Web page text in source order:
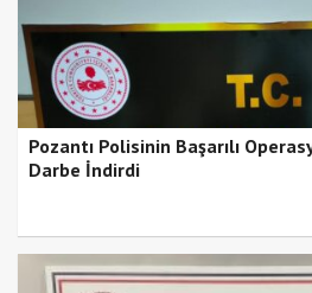
Pozantı Polisinin Başarılı
Darbe İndirdi